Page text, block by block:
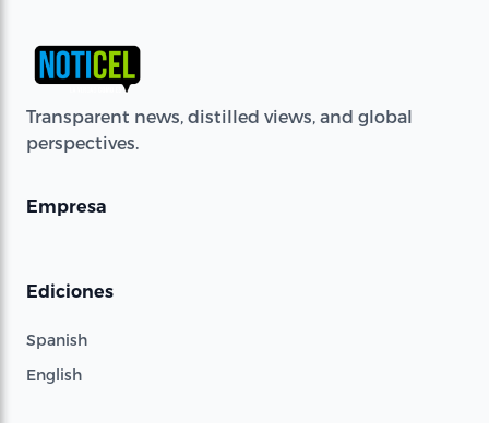
Transparent news, distilled views, and global
perspectives.
Empresa
Ediciones
Spanish
English